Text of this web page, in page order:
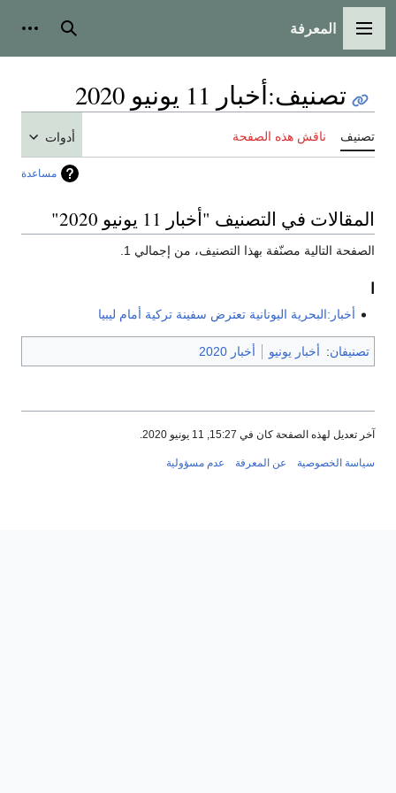
القائمة الرئيسية
المعرفة بحث
تصنيف:أخبار 11 يونيو 2020
تصنيف ناقش هذه الصفحة أدوات
مساعدة
المقالات في التصنيف "أخبار 11 يونيو 2020"
الصفحة التالية مصنّفة بهذا التصنيف، من إجمالي 1.
أخبار:البحرية اليونانية تعترض سفينة تركية أمام ليبيا
تصنيفان: أخبار يونيو أخبار 2020
آخر تعديل لهذه الصفحة كان في 15:27, 11 يونيو 2020.
سياسة الخصوصية عن المعرفة عدم مسؤولية